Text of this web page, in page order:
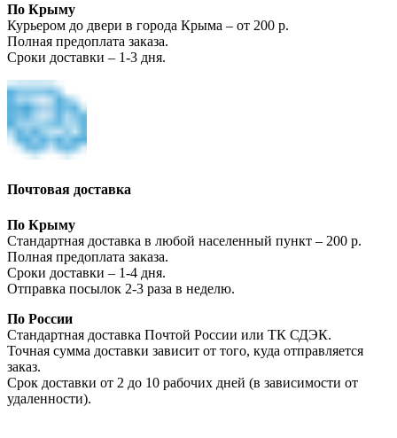
По Крыму
Курьером до двери в города Крыма – от 200 р.
Полная предоплата заказа.
Сроки доставки – 1-3 дня.
Почтовая доставка
По Крыму
Стандартная доставка в любой населенный пункт – 200 р.
Полная предоплата заказа.
Сроки доставки – 1-4 дня.
Отправка посылок 2-3 раза в неделю.
По России
Стандартная доставка Почтой России или ТК СДЭК.
Точная сумма доставки зависит от того, куда отправляется
заказ.
Срок доставки от 2 до 10 рабочих дней (в зависимости от
удаленности).